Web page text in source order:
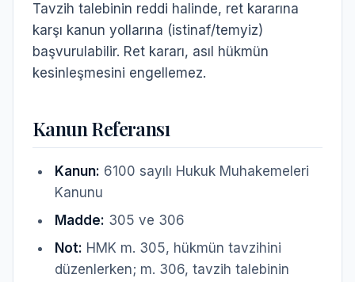
Tavzih talebinin reddi halinde, ret kararına
karşı kanun yollarına (istinaf/temyiz)
başvurulabilir. Ret kararı, asıl hükmün
kesinleşmesini engellemez.
Kanun Referansı
Kanun: 6100 sayılı Hukuk Muhakemeleri
Kanunu
Madde: 305 ve 306
Not: HMK m. 305, hükmün tavzihini
düzenlerken; m. 306, tavzih talebinin